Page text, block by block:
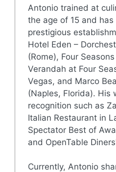
Antonio trained at
the age of 15 and
prestigious
Hotel Eden –
(Rome), Four
Verandah at Four
Vegas, and Marco
(Naples, Florida). His
recognition such as
Italian Restaurant in
Spectator Best of
and OpenTable
Currently, Antonio